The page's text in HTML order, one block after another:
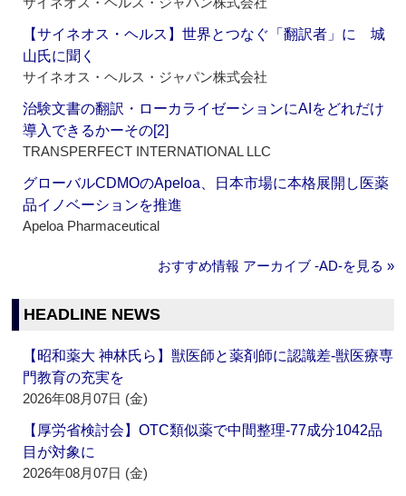
【サイネオス・ヘルス】世界とつなぐ「翻訳者」に 城
山氏に聞く
サイネオス・ヘルス・ジャパン株式会社
治験文書の翻訳・ローカライゼーションにAIをどれだけ
導入できるかーその[2]
TRANSPERFECT INTERNATIONAL LLC
グローバルCDMOのApeloa、日本市場に本格展開し医薬
品イノベーションを推進
Apeloa Pharmaceutical
おすすめ情報 アーカイブ ‐AD‐を見る »
HEADLINE NEWS
【昭和薬大 神林氏ら】獣医師と薬剤師に認識差‐獣医療専
門教育の充実を
2026年08月07日 (金)
【厚労省検討会】OTC類似薬で中間整理‐77成分1042品
目が対象に
2026年08月07日 (金)